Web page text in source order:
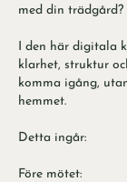
med din trädgård?
I den här digitala
klarhet, struktur
komma igång,
hemmet.
Detta ingår:
Före mötet: